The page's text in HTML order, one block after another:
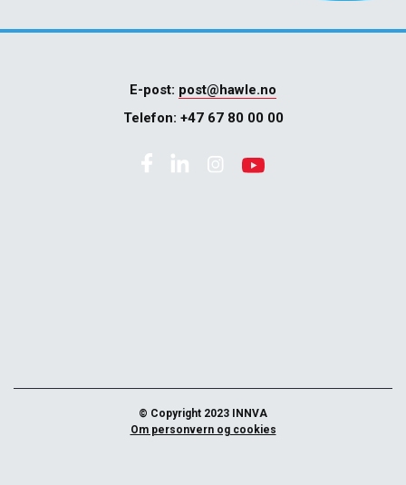
E-post: post@hawle.no
Telefon: +47 67 80 00 00
© Copyright 2023 INNVA
Om personvern og cookies